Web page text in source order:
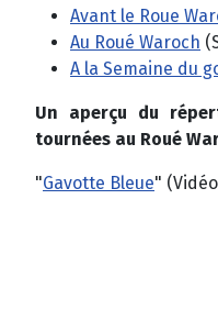
Avant le Roue
Au Roué Waroch
A la Semaine du
Un aperçu du
tournées au Roué
"Gavotte Bleue"